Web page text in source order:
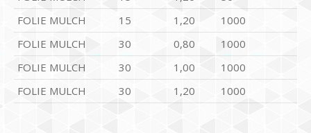
FOLIE MULCH
15 1,20
1000
FOLIE MULCH
30 0,80
1000
FOLIE MULCH
30 1,00
1000
FOLIE MULCH
30 1,20 1000